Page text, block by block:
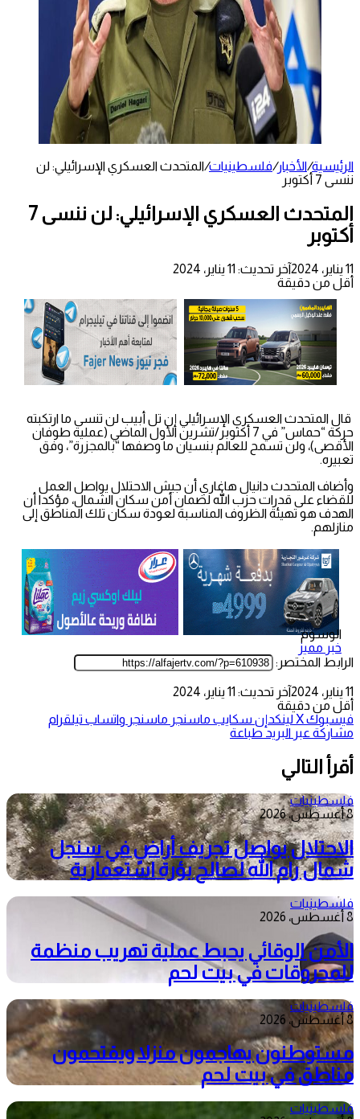
الرئيسية/الأخبار/فلسطينيات/المتحدث العسكري الإسرائيلي: لن
ننسى 7 أكتوبر
المتحدث العسكري الإسرائيلي: لن ننسى 7
أكتوبر
11 يناير، 2024
آخر تحديث: 11 يناير، 2024
أقل من دقيقة
قال المتحدث العسكري الإسرائيلي إن تل أبيب لن تنسى ما ارتكبته
حركة “حماس” في 7 أكتوبر/تشرين الأول الماضي (عملية طوفان
الأقصى)، ولن تسمح للعالم بنسيان ما وصفها “بالمجزرة”، وفق
تعبيره.
وأضاف المتحدث دانيال هاغاري أن جيش الاحتلال يواصل العمل
للقضاء على قدرات حزب الله لضمان أمن سكان الشمال، مؤكدا أن
الهدف هو تهيئة الظروف المناسبة لعودة سكان تلك المناطق إلى
منازلهم.
الوسوم
خبر مميز
الرابط المختصر:
11 يناير، 2024
آخر تحديث: 11 يناير، 2024
أقل من دقيقة
فيسبوك‫Xلينكدإن سكايب ماسنجر ماسنجر واتساب تيلقرام
مشاركة عبر البريد طباعة
أقرأ التالي
فلسطينيات
8 أغسطس، 2026
الاحتلال يواصل تجريف أراضٍ في سنجل
شمال رام الله لصالح بؤرة استعمارية
فلسطينيات
8 أغسطس، 2026
الأمن الوقائي يحبط عملية تهريب منظمة
للمحروقات في بيت لحم
فلسطينيات
8 أغسطس، 2026
مستوطنون يهاجمون منزلا ويقتحمون
مناطق في بيت لحم
فلسطينيات